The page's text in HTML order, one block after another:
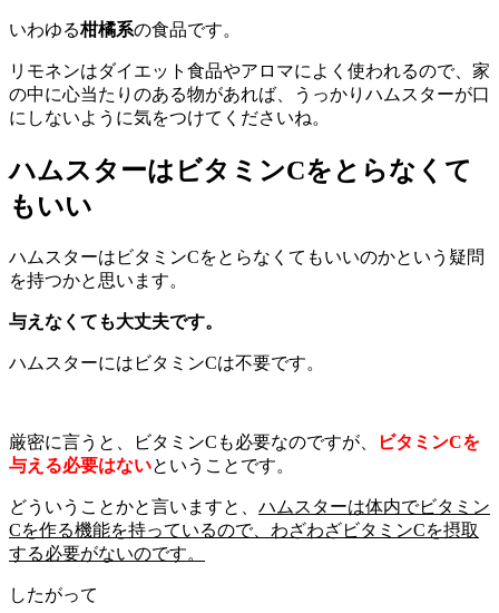
いわゆる柑橘系の食品です。
リモネンはダイエット食品やアロマによく使われるので、家
の中に心当たりのある物があれば、うっかりハムスターが口
にしないように気をつけてくださいね。
ハムスターはビタミンCをとらなくて
もいい
ハムスターはビタミンCをとらなくてもいいのかという疑問
を持つかと思います。
与えなくても大丈夫です。
ハムスターにはビタミンCは不要です。
厳密に言うと、ビタミンCも必要なのですが、
ビタミンCを
与える必要はないということです。
どういうことかと言いますと、 ハムスターは体内でビタミン
Cを作る機能を持っているので、わざわざビタミンCを摂取
する必要がないのです。
したがって